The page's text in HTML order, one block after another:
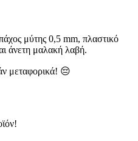
μύτης 0,5 mm, πλαστικό
άνετη μαλακή λαβή.
μεταφορικά! 😔